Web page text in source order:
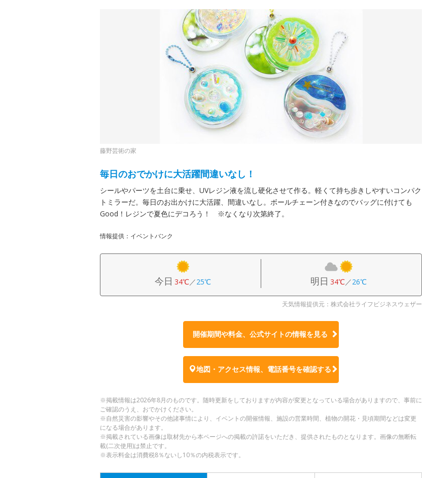
藤野芸術の家
毎日のおでかけに大活躍間違いなし！
シールやパーツを土台に乗せ、UVレジン液を流し硬化させて作る。軽くて持ち歩きしやすいコンパク
トミラーだ。毎日のお出かけに大活躍、間違いなし。ボールチェーン付きなのでバッグに付けても
Good！レジンで夏色にデコろう！ ※なくなり次第終了。
情報提供：イベントバンク
今日 34℃／25℃ 明日 34℃／26℃
天気情報提供元：株式会社ライフビジネスウェザー
開催期間や料金、公式サイトの情報を見る
地図・アクセス情報、電話番号を確認する
※掲載情報は2026年8月のものです。随時更新をしておりますが内容が変更となっている場合がありますので、事前に
ご確認のうえ、おでかけください。
※自然災害の影響やその他諸事情により、イベントの開催情報、施設の営業時間、植物の開花・見頃期間などは変更
になる場合があります。
※掲載されている画像は取材先から本ページへの掲載の許諾をいただき、提供されたものとなります。画像の無断転
載(二次使用)は禁止です。
※表示料金は消費税8％ないし10％の内税表示です。